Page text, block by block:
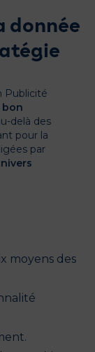
donnée
Publicité
bon
delà des
pour la
par
moyens des